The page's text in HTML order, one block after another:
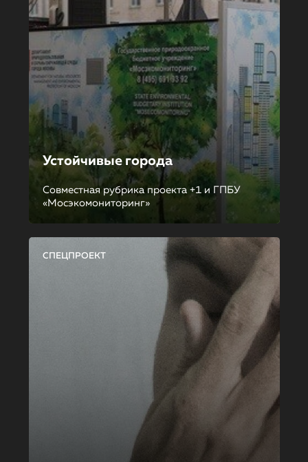
Устойчивые города
Совместная рубрика проекта +1 и ГПБУ
«Мосэкомониторинг»
СПЕЦПРОЕКТ